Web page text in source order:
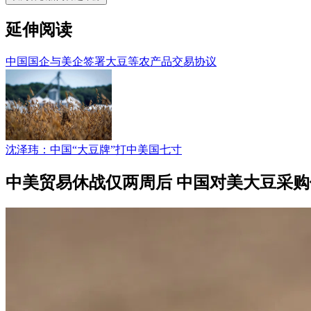
延伸阅读
中国国企与美企签署大豆等农产品交易协议
沈泽玮：中国“大豆牌”打中美国七寸
中美贸易休战仅两周后 中国对美大豆采